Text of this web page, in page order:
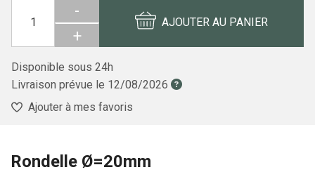
-
+
AJOUTER AU PANIER
Disponible sous 24h
Livraison prévue le 12/08/2026
Ajouter à mes favoris
Rondelle Ø=20mm